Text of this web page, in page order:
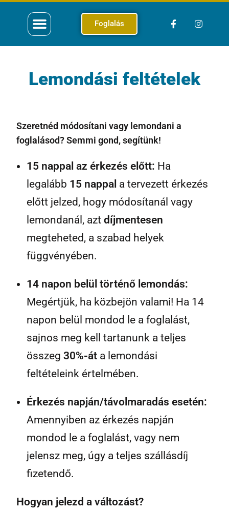
Foglalás
Lemondási feltételek
Szeretnéd módosítani vagy lemondani a
foglalásod? Semmi gond, segítünk!
15 nappal az érkezés előtt: Ha
legalább 15 nappal a tervezett érkezés
előtt jelzed, hogy módosítanál vagy
lemondanál, aztdíjmentesen
megteheted, a szabad helyek
függvényében.
14 napon belül történő lemondás:
Megértjük, ha közbejön valami! Ha 14
napon belül mondod le a foglalást,
sajnos meg kell tartanunk a teljes
összeg30%-át a lemondási
feltételeink értelmében.
Érkezés napján/távolmaradás esetén:
Amennyiben az érkezés napján
mondod le a foglalást, vagy nem
jelensz meg, úgy a teljes szállásdíj
fizetendő.
Hogyan jelezd a változást?